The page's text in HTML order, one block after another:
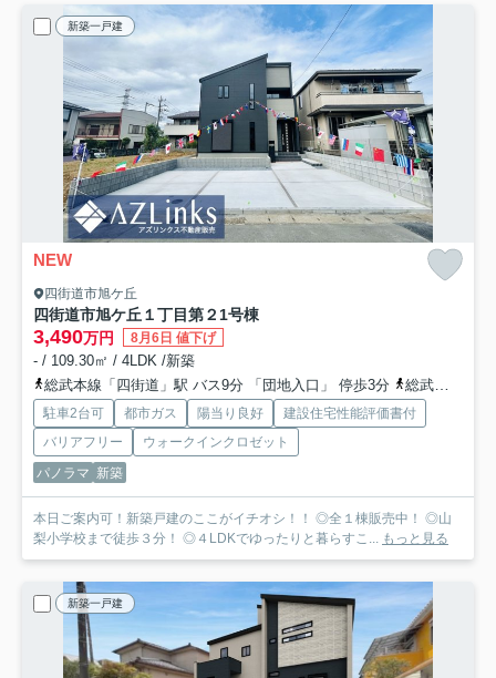
新築一戸建
NEW
四街道市旭ケ丘
四街道市旭ケ丘１丁目第２ 1号棟
3,490万円 8月6日 値下げ
- / 109.30㎡ / 4LDK /新築
総武本線「四街道」駅 バス9分 「団地入口」 停歩3分
総武本線「物井」駅 徒歩50分
駐車2台可 都市ガス 陽当り良好
建設住宅性能評価書付
バリアフリー
ウォークインクロゼット
パノラマ 新築
本日ご案内可！新築戸建のここがイチオシ！！ ◎全１棟販売中！ ◎山
梨小学校まで徒歩３分！ ◎４LDKでゆったりと暮らすこ... もっと見る
新築一戸建